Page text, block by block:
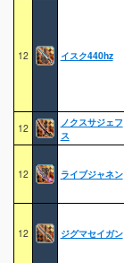
12 イスク440hz
12
ノクスサジェフ
ス
12 ライブジャネン
12 ジグマセイガン